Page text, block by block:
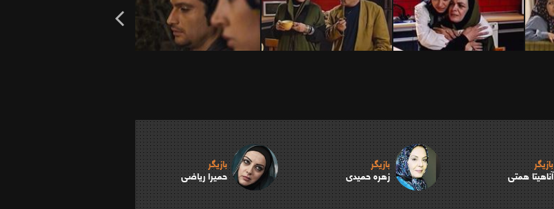
بازیگر
آناهیتا همتی
بازیگر
زهره حمیدی
بازیگر
حمیرا ریاضی